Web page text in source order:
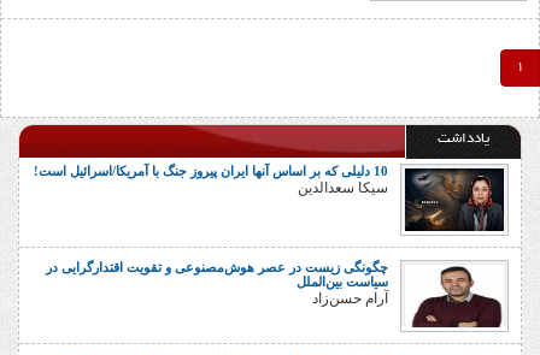
1
یادداشت
10 دلیلی که بر اساس آنها ایران پیروز جنگ با آمریکا/اسرائیل است!
سیکا سعدالدین
چگونگی زیست در عصر هوش‌مصنوعی و تقویت اقتدارگرایی در
سیاست بین‌الملل
آرام حسن‌زاد